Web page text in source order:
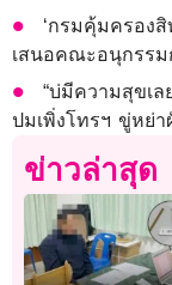
‘กรมคุ้มครองสิ
เสนอคณะอนุกรรม
“บ่มีความสุขเ
ปมเพิ่งโทรฯ ขู่หย่า
ข่าวล่าสุด